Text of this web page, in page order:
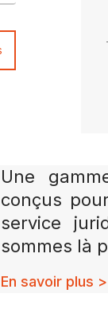
Une
conçus
service
sommes là
En savoir plus >